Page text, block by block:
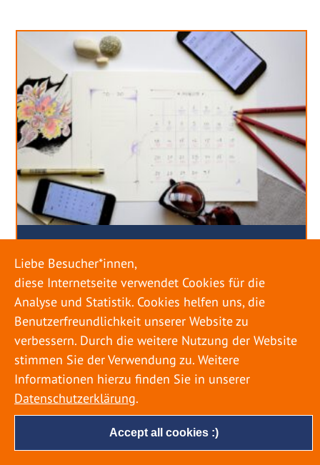
VERHINDERN
18. MAI 2022
Egal ob Sommer oder Winter: Alle Menschen
genießen ihren Urlaub. Dabei zieht es die Einen
weiter weg, die Anderen bleiben dann doch
lieber in der Heimat. Wenn Sie für eine längere
Zeit wegfahren möchten, gibt es einige Dinge zu
beachten, damit nicht anschließend eine böse
Überraschung auf Sie wartet. Um einen
Accept all cookies :)
Liebe Besucher*innen,
diese Internetseite verwendet Cookies für die
Analyse und Statistik. Cookies helfen uns, die
Benutzerfreundlichkeit unserer Website zu
verbessern. Durch die weitere Nutzung der Website
stimmen Sie der Verwendung zu. Weitere
Informationen hierzu finden Sie in unserer
Datenschutzerklärung.